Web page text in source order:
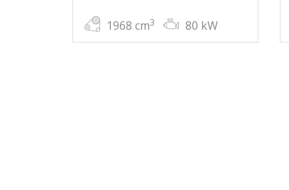
1968 cm3 80 kW